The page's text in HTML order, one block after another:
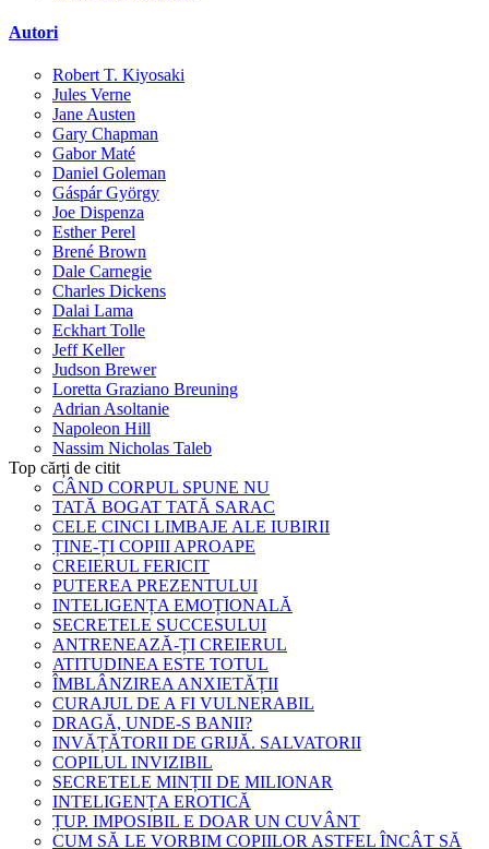
Autori
Robert T. Kiyosaki
Jules Verne
Jane Austen
Gary Chapman
Gabor Maté
Daniel Goleman
Gáspár György
Joe Dispenza
Esther Perel
Brené Brown
Dale Carnegie
Charles Dickens
Dalai Lama
Eckhart Tolle
Jeff Keller
Judson Brewer
Loretta Graziano Breuning
Adrian Asoltanie
Napoleon Hill
Nassim Nicholas Taleb
Top cărți de citit
CÂND CORPUL SPUNE NU
TATĂ BOGAT TATĂ SARAC
CELE CINCI LIMBAJE ALE IUBIRII
ȚINE-ȚI COPIII APROAPE
CREIERUL FERICIT
PUTEREA PREZENTULUI
INTELIGENȚA EMOȚIONALĂ
SECRETELE SUCCESULUI
ANTRENEAZĂ-ȚI CREIERUL
ATITUDINEA ESTE TOTUL
ÎMBLÂNZIREA ANXIETĂȚII
CURAJUL DE A FI VULNERABIL
DRAGĂ, UNDE-S BANII?
INVĂȚĂTORII DE GRIJĂ. SALVATORII
COPILUL INVIZIBIL
SECRETELE MINȚII DE MILIONAR
INTELIGENȚA EROTICĂ
ȚUP. IMPOSIBIL E DOAR UN CUVÂNT
CUM SĂ LE VORBIM COPIILOR ASTFEL ÎNCÂT SĂ